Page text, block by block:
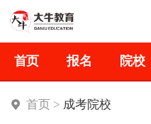
首页 报名 院校
首页 > 成考院校